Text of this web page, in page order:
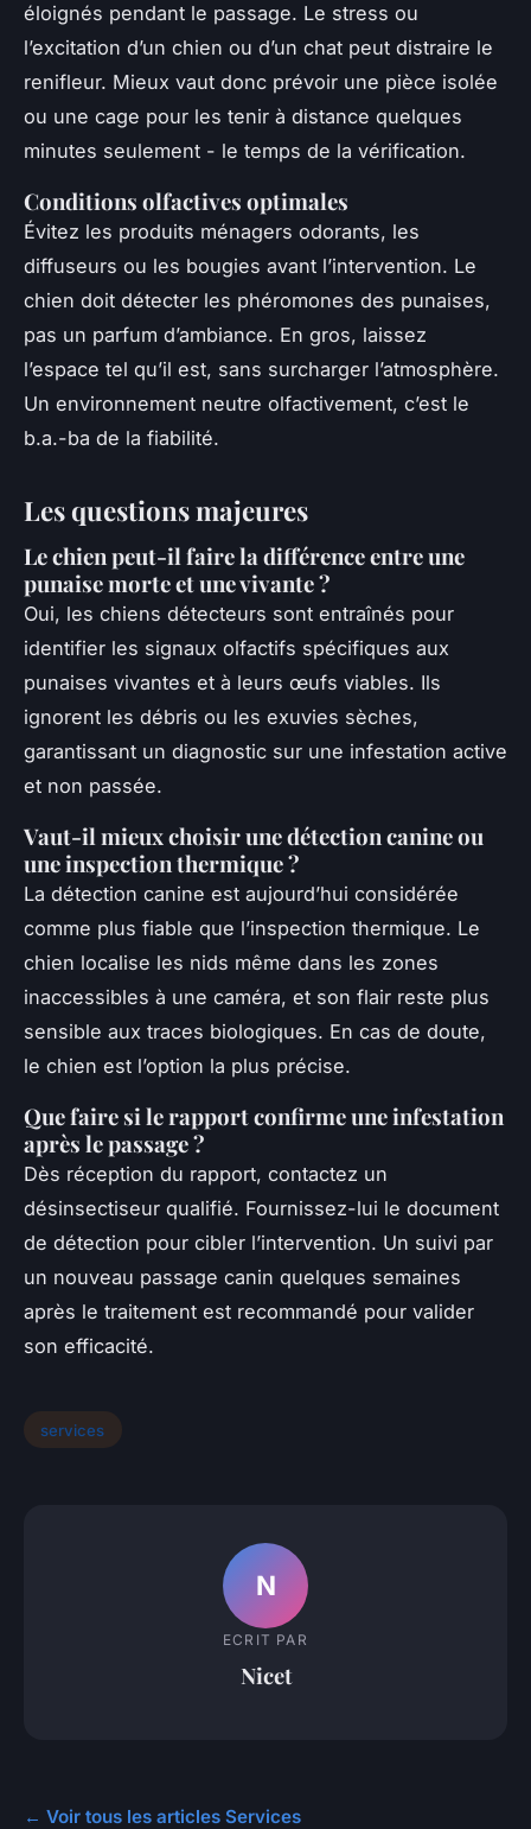
éloignés pendant le passage. Le stress ou
l’excitation d’un chien ou d’un chat peut distraire le
renifleur. Mieux vaut donc prévoir une pièce isolée
ou une cage pour les tenir à distance quelques
minutes seulement - le temps de la vérification.
Conditions olfactives optimales
Évitez les produits ménagers odorants, les
diffuseurs ou les bougies avant l’intervention. Le
chien doit détecter les phéromones des punaises,
pas un parfum d’ambiance. En gros, laissez
l’espace tel qu’il est, sans surcharger l’atmosphère.
Un environnement neutre olfactivement, c’est le
b.a.-ba de la fiabilité.
Les questions majeures
Le chien peut-il faire la différence entre une
punaise morte et une vivante ?
Oui, les chiens détecteurs sont entraînés pour
identifier les signaux olfactifs spécifiques aux
punaises vivantes et à leurs œufs viables. Ils
ignorent les débris ou les exuvies sèches,
garantissant un diagnostic sur une infestation active
et non passée.
Vaut-il mieux choisir une détection canine ou
une inspection thermique ?
La détection canine est aujourd’hui considérée
comme plus fiable que l’inspection thermique. Le
chien localise les nids même dans les zones
inaccessibles à une caméra, et son flair reste plus
sensible aux traces biologiques. En cas de doute,
le chien est l’option la plus précise.
Que faire si le rapport confirme une infestation
après le passage ?
Dès réception du rapport, contactez un
désinsectiseur qualifié. Fournissez-lui le document
de détection pour cibler l’intervention. Un suivi par
un nouveau passage canin quelques semaines
après le traitement est recommandé pour valider
son efficacité.
services
N
ECRIT PAR
Nicet
← Voir tous les articles Services